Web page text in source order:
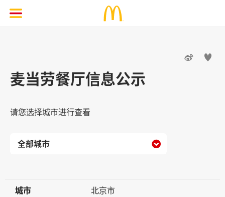
 
麦当劳餐厅信息公示
请您选择城市进行查看

城市
城市
北京市